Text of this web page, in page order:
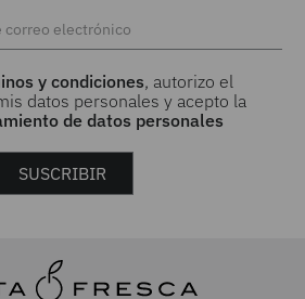
y condiciones, autorizo el
datos personales y acepto la
de datos personales
SUSCRIBIR